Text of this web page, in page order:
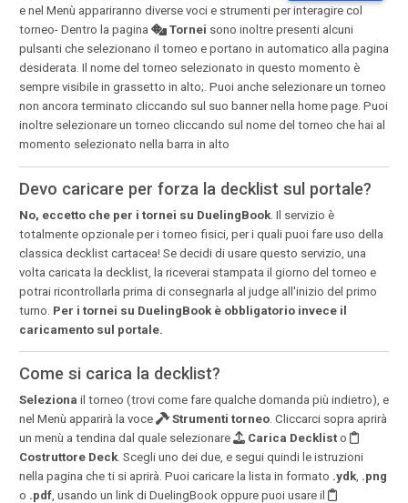
e nel Menù appariranno diverse voci e strumenti per interagire col
torneo- Dentro la pagina
Tornei sono inoltre presenti alcuni
pulsanti che selezionano il torneo e portano in automatico alla pagina
desiderata. Il nome del torneo selezionato in questo momento è
sempre visibile in grassetto in alto;. Puoi anche selezionare un torneo
non ancora terminato cliccando sul suo banner nella home page. Puoi
inoltre selezionare un torneo cliccando sul nome del torneo che hai al
momento selezionato nella barra in alto
Devo caricare per forza la decklist sul portale?
No, eccetto che per i tornei su DuelingBook . Il servizio è
totalmente opzionale per i torneo fisici, per i quali puoi fare uso della
classica decklist cartacea! Se decidi di usare questo servizio, una
volta caricata la decklist, la riceverai stampata il giorno del torneo e
potrai ricontrollarla prima di consegnarla al judge all'inizio del primo
turno. Per i tornei su DuelingBook è obbligatorio invece il
caricamento sul portale.
Come si carica la decklist?
Seleziona il torneo (trovi come fare qualche domanda più indietro), e
nel Menù apparirà la voce
Strumenti torneo. Cliccarci sopra aprirà
un menù a tendina dal quale selezionare
Carica Decklist o
Costruttore Deck . Scegli uno dei due, e segui quindi le istruzioni
nella pagina che ti si aprirà. Puoi caricare la lista in formato .ydk .png
o .pdf , usando un link di DuelingBook oppure puoi usare il